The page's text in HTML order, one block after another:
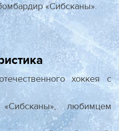
«Сибсканы».
хоккея с
любимцем